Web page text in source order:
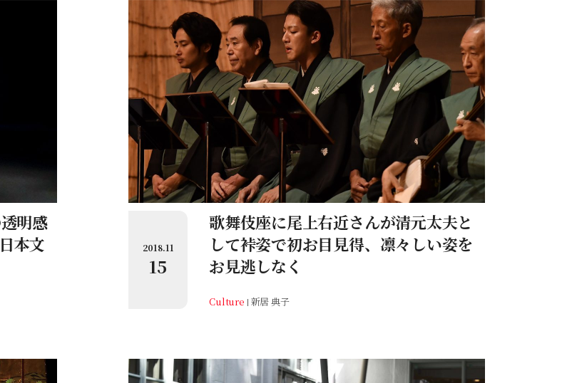
明感
本文
2018.11
15
歌舞伎座に尾上右近さんが清元太夫と
して裃姿で初お目見得、凛々しい姿を
お見逃しなく
Culture 新居 典子